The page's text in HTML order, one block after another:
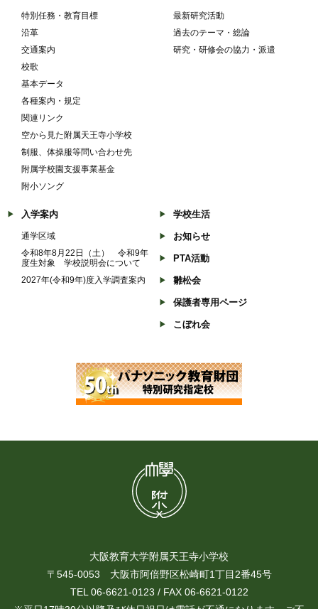
特別任務・教育目標
沿革
交通案内
校歌
基本データ
各種案内・規定
関連リンク
空から見た附属天王寺小学校
制服、体操服等問い合わせ先
附属学校園支援事業基金
附小ソング
最新研究活動
過去のテーマ・総論
研究・研修会の協力・派遣
入学案内
通学区域
令和8年8月22日（土） 令和9年
度生対象 学校説明会について
2027年(令和9年)度入学調査案内
学校生活
お知らせ
PTA活動
雛松会
保護者専用ページ
こぼれ会
大阪教育大学附属天王寺小学校
〒545-0053 大阪市阿倍野区松崎町1丁目2番45号
TEL 06-6621-0123 / FAX 06-6621-0122